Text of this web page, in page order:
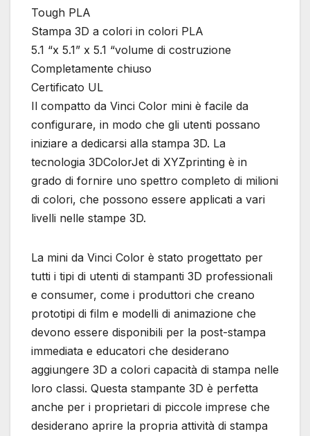
Tough PLA
Stampa 3D a colori in colori PLA
5.1 “x 5.1” x 5.1 “volume di costruzione
Completamente chiuso
Certificato UL
Il compatto da Vinci Color mini è facile da
configurare, in modo che gli utenti possano
iniziare a dedicarsi alla stampa 3D. La
tecnologia 3DColorJet di XYZprinting è in
grado di fornire uno spettro completo di milioni
di colori, che possono essere applicati a vari
livelli nelle stampe 3D.
La mini da Vinci Color è stato progettato per
tutti i tipi di utenti di stampanti 3D professionali
e consumer, come i produttori che creano
prototipi di film e modelli di animazione che
devono essere disponibili per la post-stampa
immediata e educatori che desiderano
aggiungere 3D a colori capacità di stampa nelle
loro classi. Questa stampante 3D è perfetta
anche per i proprietari di piccole imprese che
desiderano aprire la propria attività di stampa